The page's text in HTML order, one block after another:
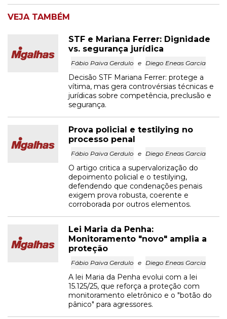
VEJA TAMBÉM
STF e Mariana Ferrer: Dignidade
vs. segurança jurídica
Fábio Paiva Gerdulo e Diego Eneas Garcia
Decisão STF Mariana Ferrer: protege a
vítima, mas gera controvérsias técnicas e
jurídicas sobre competência, preclusão e
segurança.
Prova policial e testilying no
processo penal
Fábio Paiva Gerdulo e Diego Eneas Garcia
O artigo critica a supervalorização do
depoimento policial e o testilying,
defendendo que condenações penais
exigem prova robusta, coerente e
corroborada por outros elementos.
Lei Maria da Penha:
Monitoramento "novo" amplia a
proteção
Fábio Paiva Gerdulo e Diego Eneas Garcia
A lei Maria da Penha evolui com a lei
15.125/25, que reforça a proteção com
monitoramento eletrônico e o "botão do
pânico" para agressores.